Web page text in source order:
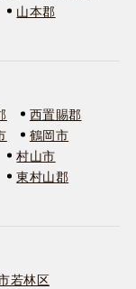
山本郡
西置賜郡
鶴岡市
村山市
東村山郡
若林区